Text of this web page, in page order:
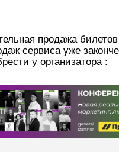
продажа
сервиса уже
у организатора :